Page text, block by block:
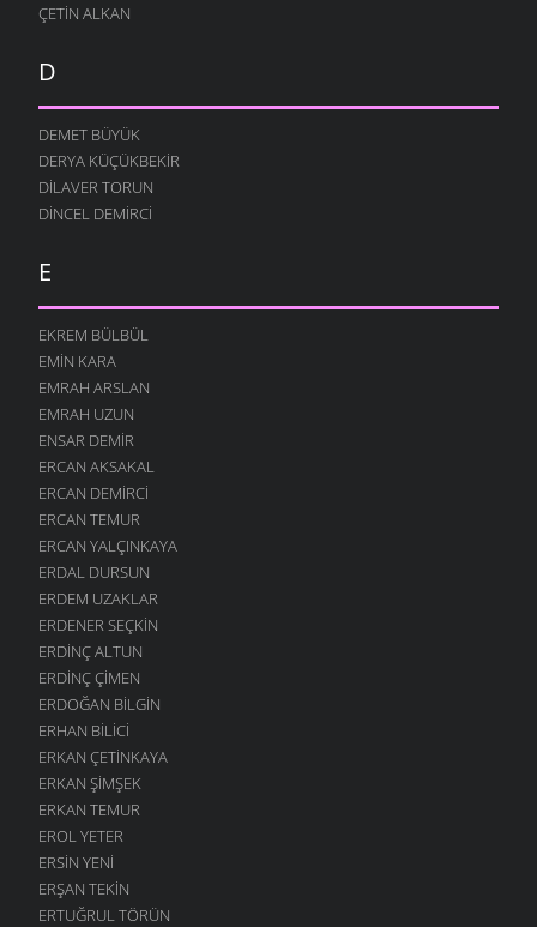
ÇETIN ALKAN
D
DEMET BÜYÜK
DERYA KÜÇÜKBEKIR
DILAVER TORUN
DINCEL DEMIRCI
E
EKREM BÜLBÜL
EMIN KARA
EMRAH ARSLAN
EMRAH UZUN
ENSAR DEMIR
ERCAN AKSAKAL
ERCAN DEMIRCI
ERCAN TEMUR
ERCAN YALÇINKAYA
ERDAL DURSUN
ERDEM UZAKLAR
ERDENER SEÇKIN
ERDINÇ ALTUN
ERDINÇ ÇIMEN
ERDOĞAN BILGIN
ERHAN BILICI
ERKAN ÇETINKAYA
ERKAN ŞIMŞEK
ERKAN TEMUR
EROL YETER
ERSIN YENI
ERŞAN TEKIN
ERTUĞRUL TÖRÜN